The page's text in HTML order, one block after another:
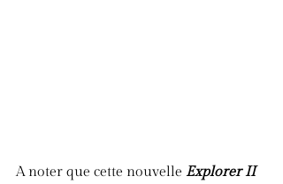
A noter que cette nouvelle Explorer II